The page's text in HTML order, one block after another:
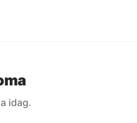
idag.